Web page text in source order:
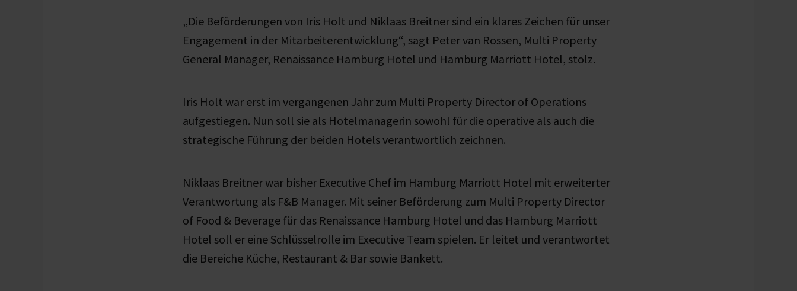
„Die Beförderungen von Iris Holt und Niklaas Breitner sind ein klares Zeichen für unser
Engagement in der Mitarbeiterentwicklung“, sagt Peter van Rossen, Multi Property
General Manager, Renaissance Hamburg Hotel und Hamburg Marriott Hotel, stolz.
Iris Holt war erst im vergangenen Jahr zum Multi Property Director of Operations
aufgestiegen. Nun soll sie als Hotelmanagerin sowohl für die operative als auch die
strategische Führung der beiden Hotels verantwortlich zeichnen.
Niklaas Breitner war bisher Executive Chef im Hamburg Marriott Hotel mit erweiterter
Verantwortung als F&B Manager. Mit seiner Beförderung zum Multi Property Director
of Food & Beverage für das Renaissance Hamburg Hotel und das Hamburg Marriott
Hotel soll er eine Schlüsselrolle im Executive Team spielen. Er leitet und verantwortet
die Bereiche Küche, Restaurant & Bar sowie Bankett.